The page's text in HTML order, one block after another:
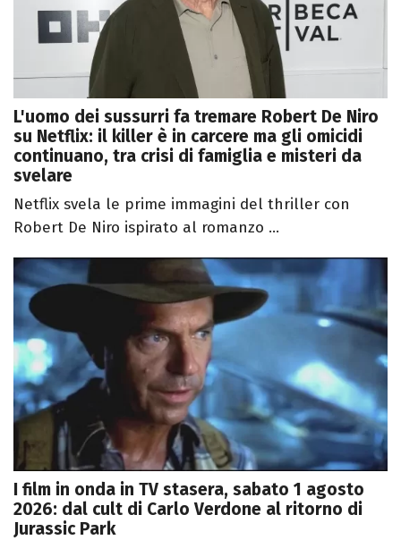
L'uomo dei sussurri fa tremare Robert De Niro
su Netflix: il killer è in carcere ma gli omicidi
continuano, tra crisi di famiglia e misteri da
svelare
Netflix svela le prime immagini del thriller con
Robert De Niro ispirato al romanzo ...
I film in onda in TV stasera, sabato 1 agosto
2026: dal cult di Carlo Verdone al ritorno di
Jurassic Park